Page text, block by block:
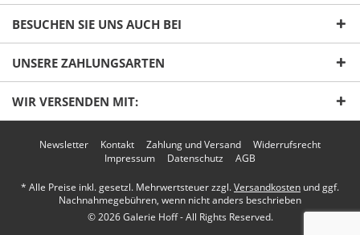
Ich habe dieDatenschutzerklärunggelesen,
verstanden und stimme zu. *
Senden
BESUCHEN SIE UNS AUCH BEI
UNSERE ZAHLUNGSARTEN
WIR VERSENDEN MIT:
Newsletter Kontakt Zahlung und Versand
Widerrufsrecht
Impressum
Datenschutz AGB
* Alle Preise inkl. gesetzl. Mehrwertsteuer zzgl.Versandkosten und ggf.
Nachnahmegebühren, wenn nicht anders beschrieben
© 2026 Galerie Hoff - All Rights Reserved.